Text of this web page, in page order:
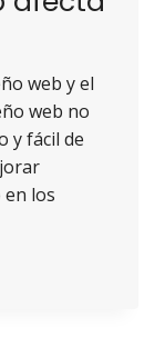
web y el
web no
y fácil de
los